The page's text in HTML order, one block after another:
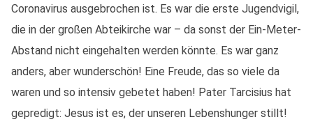
Coronavirus ausgebrochen ist. Es war die erste Jugendvigil,
die in der großen Abteikirche war – da sonst der Ein-Meter-
Abstand nicht eingehalten werden könnte. Es war ganz
anders, aber wunderschön! Eine Freude, das so viele da
waren und so intensiv gebetet haben! Pater Tarcisius hat
gepredigt: Jesus ist es, der unseren Lebenshunger stillt!